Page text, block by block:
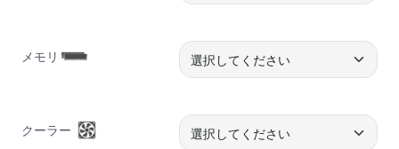
メモリ
クーラー